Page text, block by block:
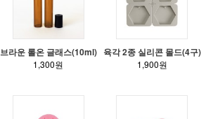
브라운 롤온 글래스(10ml)
1,300원
육각 2종 실리콘 몰드(4구)
1,900원